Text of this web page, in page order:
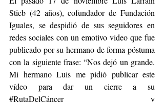
Stieb (42 años), cofundador de Fundación
Iguales, se despidió de sus seguidores en
redes sociales con un emotivo video que fue
publicado por su hermano de forma póstuma
con la siguiente frase: “Nos dejó un grande.
Mi hermano Luis me pidió publicar este
#RutaDelCáncer